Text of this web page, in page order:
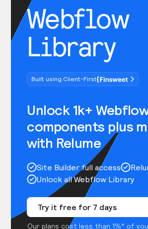
Webflow
Library
Built using Client-First
Unlock 1k+
components plus
with Relume
Site Builder full access
Unlock all Webflow Library
Try it free for 7 days
Our plans cost less than 1%* of